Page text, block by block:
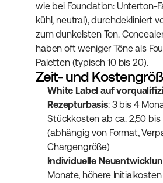
wie bei Foundation: Unterton-
kühl, neutral), durchdekliniert
zum dunkelsten Ton.
haben oft weniger Töne als
Paletten (typisch 10 bis 20).
Zeit- und
White Label auf
Rezepturbasis: 3 bis 4
Stückkosten ab ca. 2,50 bis
(abhängig von Format,
Chargengröße)
Individuelle
Monate, höhere